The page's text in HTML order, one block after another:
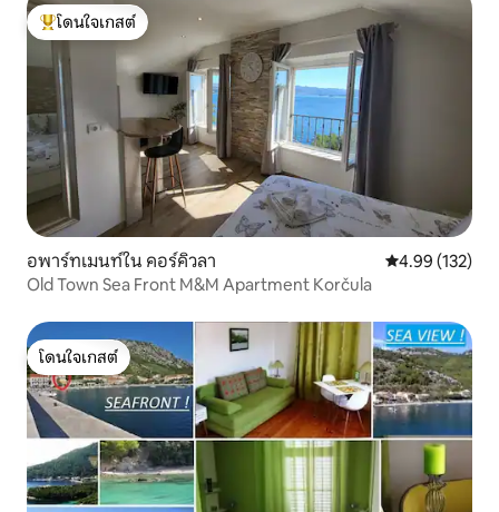
โดนใจเกสต์ที่สุด
โดนใจเกสต์
อพาร์ทเมนท์ใน คอร์คิวลา คะแนนเฉลี่ย
4.99 (132)
Old Town Sea Front M&M Apartment Korčula
โดนใจเกสต์
โดนใจเกสต์